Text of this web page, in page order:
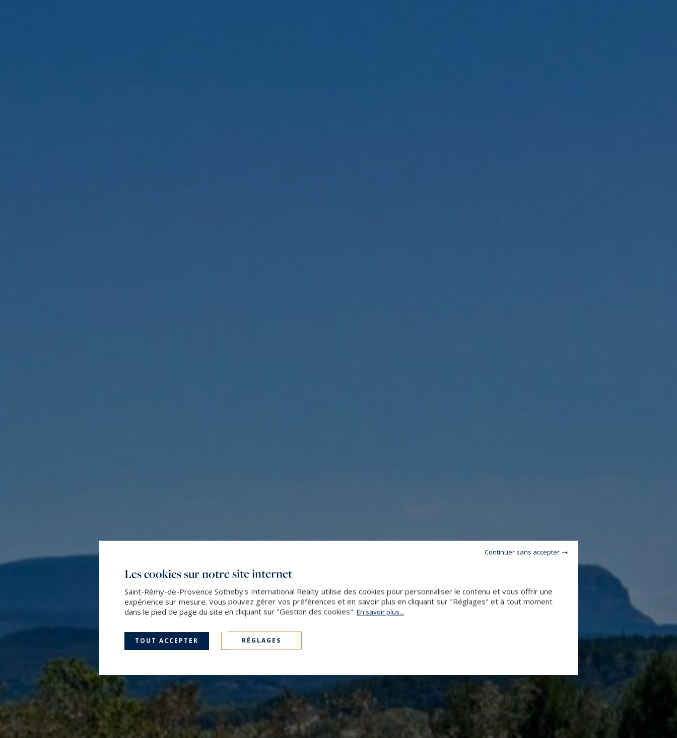
Les cookies sur notre site internet
Saint-Rémy-de-Provence Sotheby's International Realty utilise des cookies pour personnaliser le contenu et vous offrir une
expérience sur mesure. Vous pouvez gérer vos préférences et en savoir plus en cliquant sur "Réglages" et à tout moment
dans le pied de page du site en cliquant sur "Gestion des cookies". En savoir plus...
TOUT ACCEPTER RÉGLAGES
Continuer sans accepter